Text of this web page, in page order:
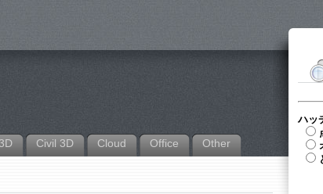
Civil 3D Cloud Office Other
ハッ